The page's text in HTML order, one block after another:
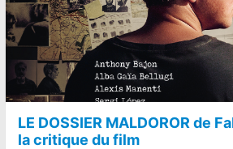
LE DOSSIER MALDOROR de
la critique du film